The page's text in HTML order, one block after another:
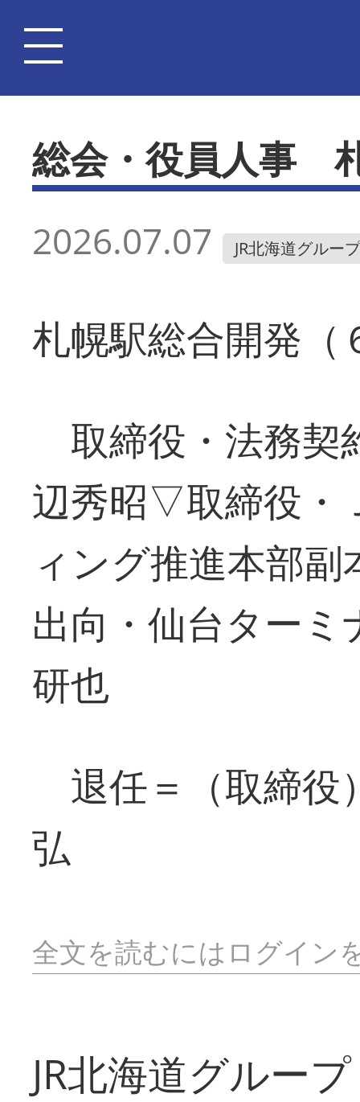
総会・役員人事
2026.07.07 JR北海道グループ
札幌駅総合開発（
取締役・法務契
辺秀昭▽取締役・
ィング推進本部
出向・仙台ター
研也
退任＝（取締役
弘
全文を読むにはログイン
JR北海道グループ